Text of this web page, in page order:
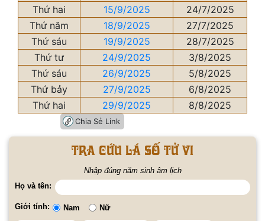
Thứ hai
15/9/2025
24/7/2025
Thứ năm
18/9/2025
27/7/2025
Thứ sáu
19/9/2025
28/7/2025
Thứ tư
24/9/2025
3/8/2025
Thứ sáu
26/9/2025
5/8/2025
Thứ bảy
27/9/2025
6/8/2025
Thứ hai
29/9/2025 8/8/2025
Chia Sẻ Link
Tra cứu lá số tử vi
Nhập đúng năm sinh âm lịch
Họ và tên:
Giới tính: Nam Nữ